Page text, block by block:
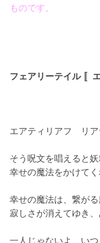
ものです。
フェアリーテイル 〚
エアティリアフ リ
そう呪文を唱えると
幸せの魔法をかけてく
幸せの魔法は、繋がる
寂しさが消えてゆき
一人じゃないよ い